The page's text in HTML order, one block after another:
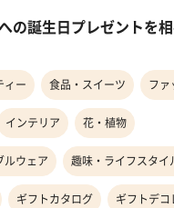
の誕生日プレゼントを
ィー 食品・スイーツ ファ
インテリア 花・植物
ルウェア 趣味・ライフスタイ
ギフトカタログ ギフトデコ